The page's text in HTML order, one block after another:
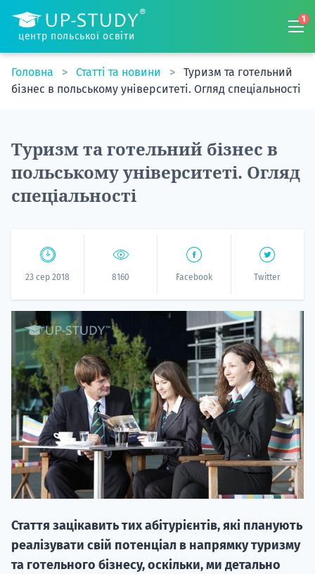
центр польської освіти
1
Головна Статті та новини
Туризм та готельний
бізнес в польському університеті. Огляд спеціальності
Туризм та готельний бізнес в
польському університеті. Огляд
спеціальності
23 сер 2018 8160 Facebook Twitter
Стаття зацікавить тих абітурієнтів, які планують
реалізувати свій потенціал в напрямку туризму
та готельного бізнесу, оскільки, ми детально
20.09
НАБІР